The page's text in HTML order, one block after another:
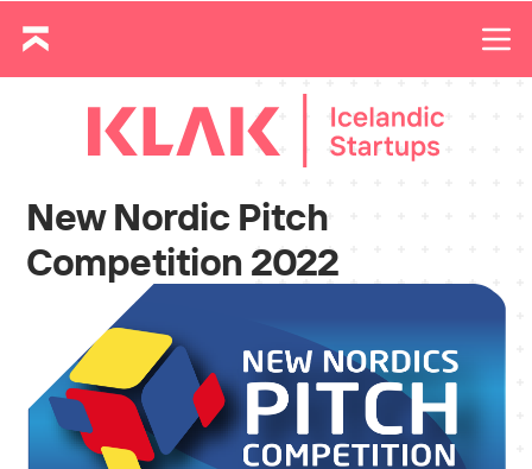
New Nordic Pitch
Competition 2022